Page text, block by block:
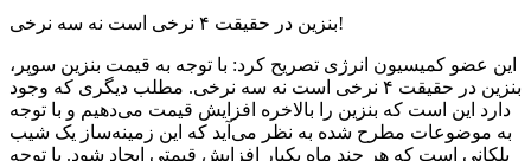
بنزین در حقیقت ۴ نرخی است نه سه نرخی!
این عضو کمیسیون انرژی تصریح کرد: با توجه به قیمت بنزین سوپر،
بنزین در حقیقت ۴ نرخی است نه سه نرخی. مطلب دیگری که وجود
دارد این است که بنزین را بالاخره افزایش قیمت می‌دهیم و با توجه
به موضوعات مطرح شده به نظر می‌آید که این زمینه‌ساز یک شیب
پلکانی است که هر چند ماه یکبار افزایش قیمتی ایجاد شود. با توجه